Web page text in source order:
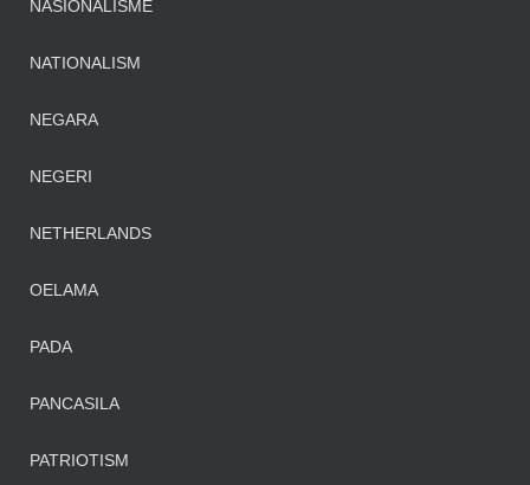
NASIONALISME
NATIONALISM
NEGARA
NEGERI
NETHERLANDS
OELAMA
PADA
PANCASILA
PATRIOTISM